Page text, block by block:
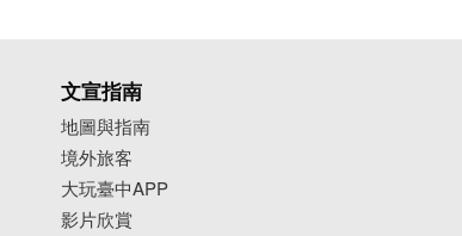
文宣指南
地圖與指南
境外旅客
大玩臺中APP
影片欣賞